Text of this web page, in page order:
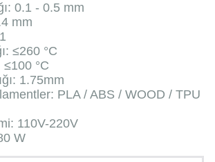
0.1 - 0.5 mm
mm
≤260 °C
≤100 °C
1.75mm
PLA / ABS / WOOD / TPU
110V-220V
W